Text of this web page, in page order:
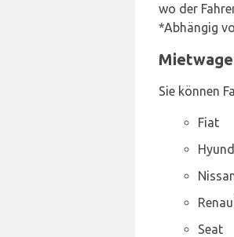
wo der
*Abhängig
Sie können
Fiat
Seat